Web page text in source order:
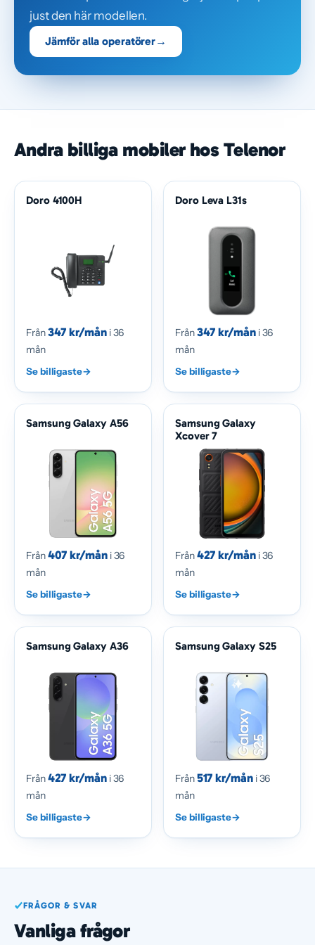
just den här modellen.
Jämför alla operatörer→
Andra billiga mobiler hos Telenor
Doro 4100H
Från347 kr/måni 36
mån
Se billigaste→
Doro Leva L31s
Från347 kr/måni 36
mån
Se billigaste→
Samsung Galaxy A56
Från407 kr/måni 36
mån
Se billigaste→
Samsung Galaxy
Xcover 7
Från427 kr/måni 36
mån
Se billigaste→
Samsung Galaxy A36
Från427 kr/måni 36
mån
Se billigaste→
Samsung Galaxy S25
Från517 kr/måni 36
mån
Se billigaste→
FRÅGOR & SVAR
Vanliga frågor